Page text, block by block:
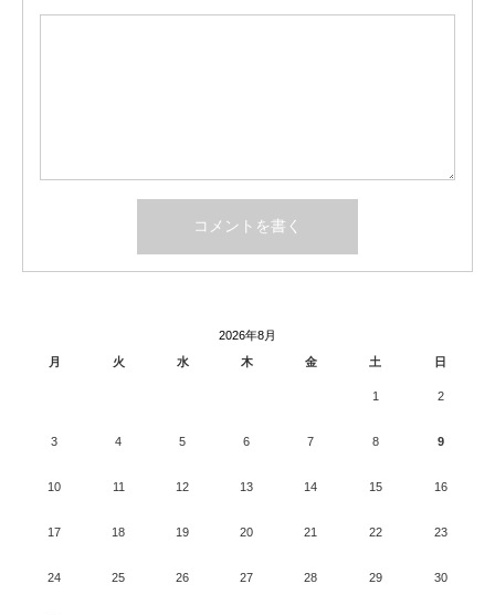
2026年8月
月
火 水 木 金 土 日
1 2
3 4 5 6 7 8 9
10 11 12 13 14 15 16
17 18 19 20 21 22 23
24 25 26 27 28 29 30